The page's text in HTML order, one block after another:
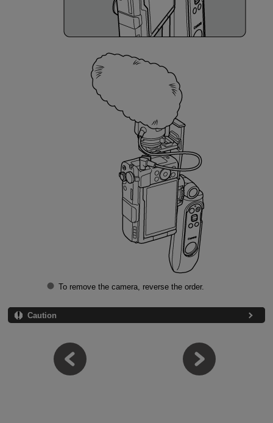
To remove the camera, reverse the order.
Caution